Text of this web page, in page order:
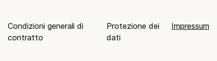
Condizioni generali di
contratto
Protezione dei
dati
Impressum